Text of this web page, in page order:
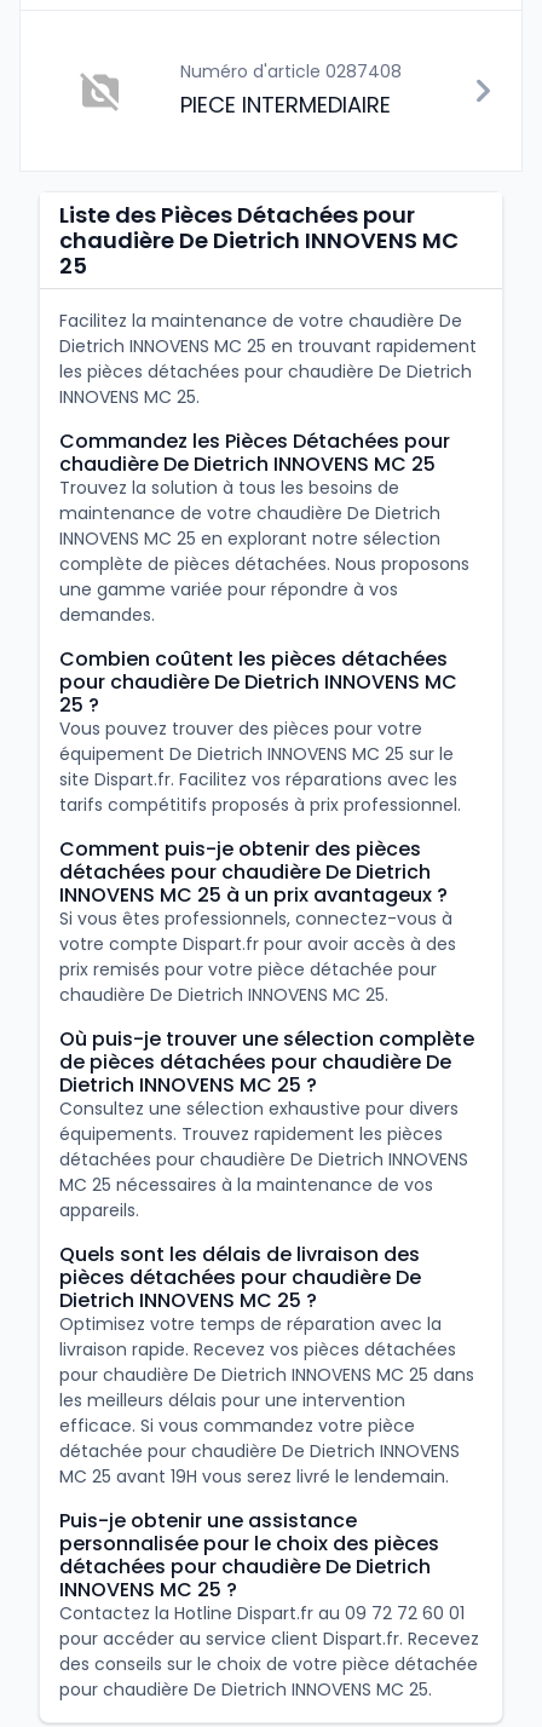
Numéro d'article 0287408
PIECE INTERMEDIAIRE
Liste des Pièces Détachées pour
chaudière De Dietrich INNOVENS MC
25
Facilitez la maintenance de votre chaudière De
Dietrich INNOVENS MC 25 en trouvant rapidement
les pièces détachées pour chaudière De Dietrich
INNOVENS MC 25.
Commandez les Pièces Détachées pour
chaudière De Dietrich INNOVENS MC 25
Trouvez la solution à tous les besoins de
maintenance de votre chaudière De Dietrich
INNOVENS MC 25 en explorant notre sélection
complète de pièces détachées. Nous proposons
une gamme variée pour répondre à vos
demandes.
Combien coûtent les pièces détachées
pour chaudière De Dietrich INNOVENS MC
25 ?
Vous pouvez trouver des pièces pour votre
équipement De Dietrich INNOVENS MC 25 sur le
site Dispart.fr. Facilitez vos réparations avec les
tarifs compétitifs proposés à prix professionnel.
Comment puis-je obtenir des pièces
détachées pour chaudière De Dietrich
INNOVENS MC 25 à un prix avantageux ?
Si vous êtes professionnels, connectez-vous à
votre compte Dispart.fr pour avoir accès à des
prix remisés pour votre pièce détachée pour
chaudière De Dietrich INNOVENS MC 25.
Où puis-je trouver une sélection complète
de pièces détachées pour chaudière De
Dietrich INNOVENS MC 25 ?
Consultez une sélection exhaustive pour divers
équipements. Trouvez rapidement les pièces
détachées pour chaudière De Dietrich INNOVENS
MC 25 nécessaires à la maintenance de vos
appareils.
Quels sont les délais de livraison des
pièces détachées pour chaudière De
Dietrich INNOVENS MC 25 ?
Optimisez votre temps de réparation avec la
livraison rapide. Recevez vos pièces détachées
pour chaudière De Dietrich INNOVENS MC 25 dans
les meilleurs délais pour une intervention
efficace. Si vous commandez votre pièce
détachée pour chaudière De Dietrich INNOVENS
MC 25 avant 19H vous serez livré le lendemain.
Puis-je obtenir une assistance
personnalisée pour le choix des pièces
détachées pour chaudière De Dietrich
INNOVENS MC 25 ?
Contactez la Hotline Dispart.fr au 09 72 72 60 01
pour accéder au service client Dispart.fr. Recevez
des conseils sur le choix de votre pièce détachée
pour chaudière De Dietrich INNOVENS MC 25.